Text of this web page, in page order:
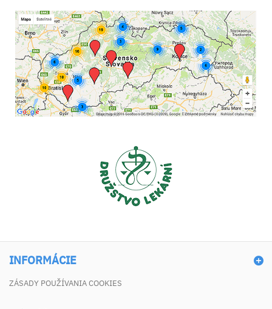
INFORMÁCIE
ZÁSADY POUŽÍVANIA COOKIES